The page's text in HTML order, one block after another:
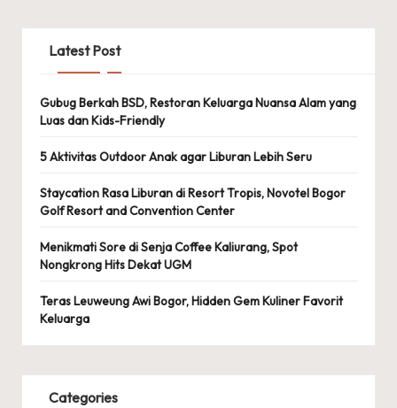
Latest Post
Gubug Berkah BSD, Restoran Keluarga Nuansa Alam yang
Luas dan Kids-Friendly
5 Aktivitas Outdoor Anak agar Liburan Lebih Seru
Staycation Rasa Liburan di Resort Tropis, Novotel Bogor
Golf Resort and Convention Center
Menikmati Sore di Senja Coffee Kaliurang, Spot
Nongkrong Hits Dekat UGM
Teras Leuweung Awi Bogor, Hidden Gem Kuliner Favorit
Keluarga
Categories